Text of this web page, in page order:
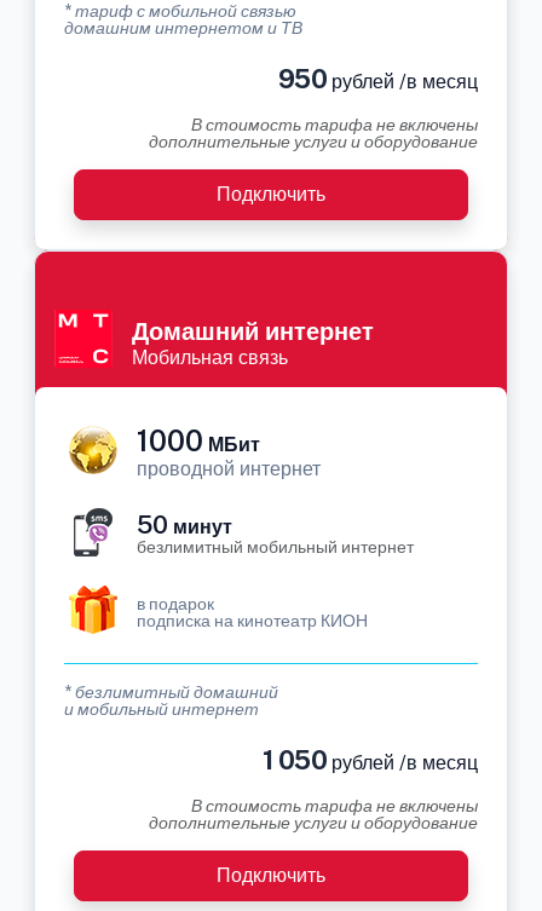
* тариф с мобильной связью
домашним интернетом и ТВ
950 рублей /в месяц
В стоимость тарифа не включены
дополнительные услуги и оборудование
Подключить
Домашний интернет
Мобильная связь
1000 МБит
проводной интернет
50 минут
безлимитный мобильный интернет
в подарок
подписка на кинотеатр КИОН
* безлимитный домашний
и мобильный интернет
1 050 рублей /в месяц
В стоимость тарифа не включены
дополнительные услуги и оборудование
Подключить